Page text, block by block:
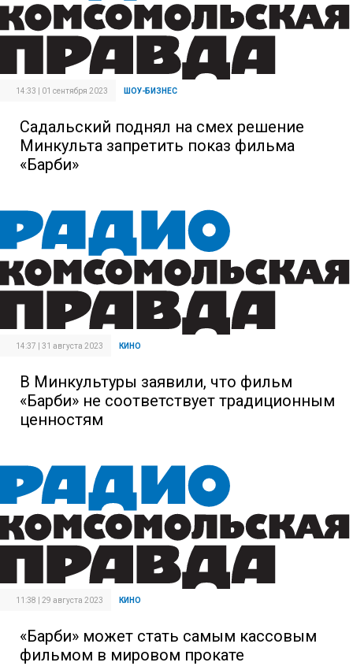
14:33 | 01 сентября 2023 ШОУ-БИЗНЕС
Садальский поднял на смех решение
Минкульта запретить показ фильма
«Барби»
14:37 | 31 августа 2023 КИНО
В Минкультуры заявили, что фильм
«Барби» не соответствует традиционным
ценностям
11:38 | 29 августа 2023 КИНО
«Барби» может стать самым кассовым
фильмом в мировом прокате